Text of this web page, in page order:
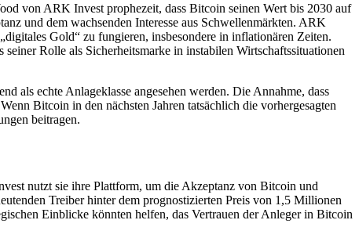
von ARK Invest prophezeit, dass Bitcoin seinen Wert bis 2030 auf
und dem wachsenden Interesse aus Schwellenmärkten. ARK
Gold“ zu fungieren, insbesondere in inflationären Zeiten.
Rolle als Sicherheitsmarke in instabilen Wirtschaftssituationen
als echte Anlageklasse angesehen werden. Die Annahme, dass
Bitcoin in den nächsten Jahren tatsächlich die vorhergesagten
beitragen.
nutzt sie ihre Plattform, um die Akzeptanz von Bitcoin und
Treiber hinter dem prognostizierten Preis von 1,5 Millionen
Einblicke könnten helfen, das Vertrauen der Anleger in Bitcoin